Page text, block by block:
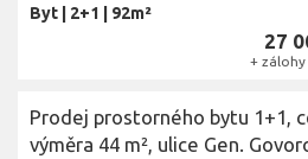
Byt 2+1 92m²
27
+ zálohy
Prodej prostorného bytu 1+1,
výměra 44 m², ulice Gen.